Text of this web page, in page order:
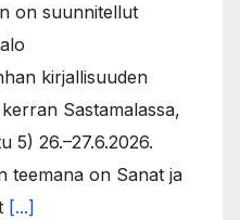
on suunnitellut
kirjallisuuden
Sastamalassa,
5) 26.–27.6.2026.
teemana on Sanat ja
[...]